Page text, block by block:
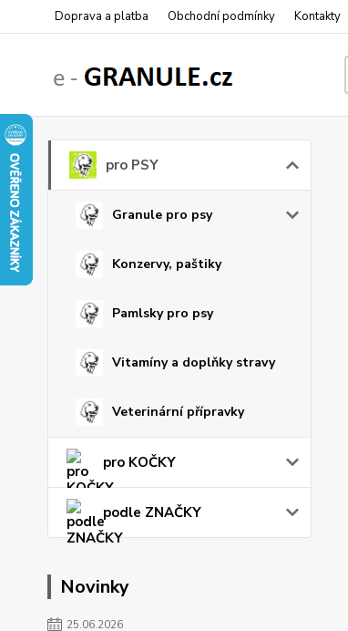
Doprava a platba Obchodní podmínky Kontakty
pro PSY
Granule pro psy
Konzervy, paštiky
Pamlsky pro psy
Vitamíny a doplňky stravy
Veterinární přípravky
pro KOČKY
podle ZNAČKY
Novinky
25.06.2026